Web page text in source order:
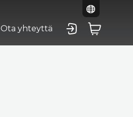
Ota yhteyttä